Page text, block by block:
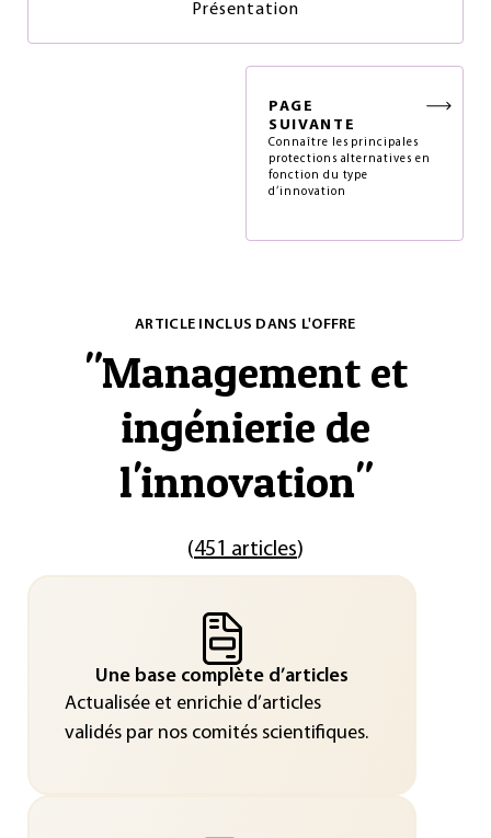
Présentation
PAGE
SUIVANTE
Connaître les principales
protections alternatives en
fonction du type
d’innovation
ARTICLE INCLUS DANS L'OFFRE
"Management et
ingénierie de
l'innovation"
(451 articles)
Une base complète d’articles
Actualisée et enrichie d’articles
validés par nos comités scientifiques.